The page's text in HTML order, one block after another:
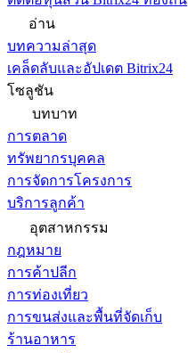
อ่าน
บทความล่าสุด
เคล็ดลับและอัปเดต Bitrix24
โซลูชัน
บทบาท
การตลาด
ทรัพยากรบุคคล
การจัดการโครงการ
บริการลูกค้า
อุตสาหกรรม
กฎหมาย
การค้าปลีก
การท่องเที่ยว
การขนส่งและพื้นที่จัดเก็บ
ร้านอาหาร